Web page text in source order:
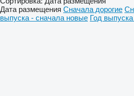
Дата размещения Сначала дорогие
выпуска - сначала новые Год